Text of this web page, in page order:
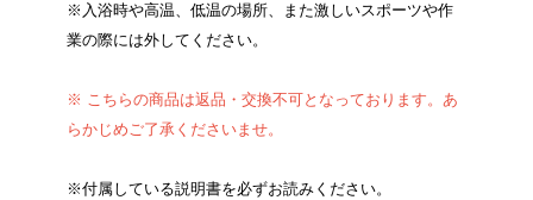
※入浴時や高温、低温の場所、また激しいスポーツや作
業の際には外してください。
※ こちらの商品は返品・交換不可となっております。あ
らかじめご了承くださいませ。
※付属している説明書を必ずお読みください。